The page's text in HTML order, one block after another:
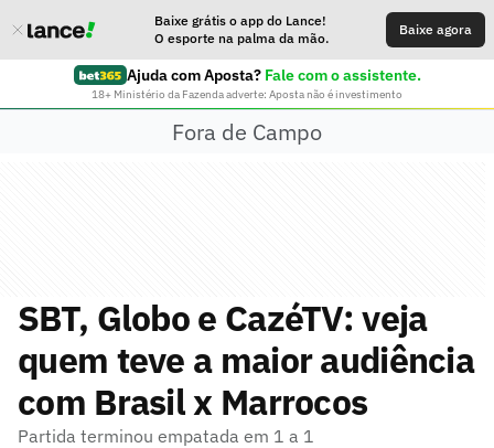
Baixe grátis o app do Lance!
O esporte na palma da mão.
Baixe agora
Ajuda com Aposta? Fale com o assistente.
18+ Ministério da Fazenda adverte: Aposta não é investimento
Fora de Campo
SBT, Globo e CazéTV: veja
quem teve a maior audiência
com Brasil x Marrocos
Partida terminou empatada em 1 a 1